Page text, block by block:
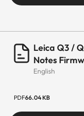
Leica Q3 /
Notes
English
PDF66.04 KB